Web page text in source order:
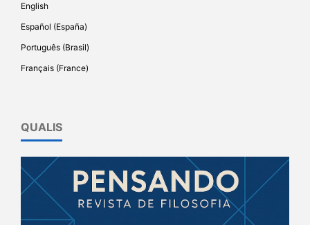
English
Español (España)
Português (Brasil)
Français (France)
QUALIS